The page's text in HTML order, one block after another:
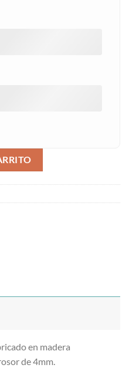
en madera
de 4mm.